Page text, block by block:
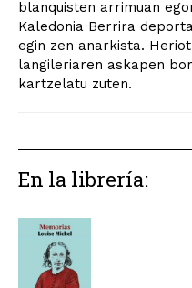
blanquisten arrimuan
Kaledonia Berrira
egin zen anarkista.
langileriaren askapen
kartzelatu zuten.
En la librería: